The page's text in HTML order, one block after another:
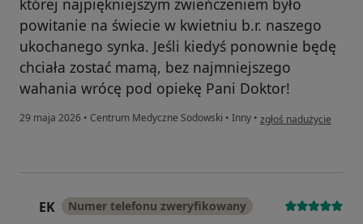
której najpiękniejszym zwieńczeniem było
powitanie na świecie w kwietniu b.r. naszego
ukochanego synka. Jeśli kiedyś ponownie będę
chciała zostać mamą, bez najmniejszego
wahania wrócę pod opiekę Pani Doktor!
29 maja 2026 • Centrum Medyczne Sodowski • Inny • w opinii użytkownika
zgłoś nadużycie
EK Numer telefonu zweryfikowany